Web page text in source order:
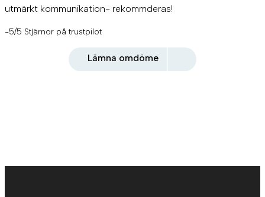
utmärkt kommunikation- rekommderas!
-5/5 Stjärnor på trustpilot
Lämna omdöme